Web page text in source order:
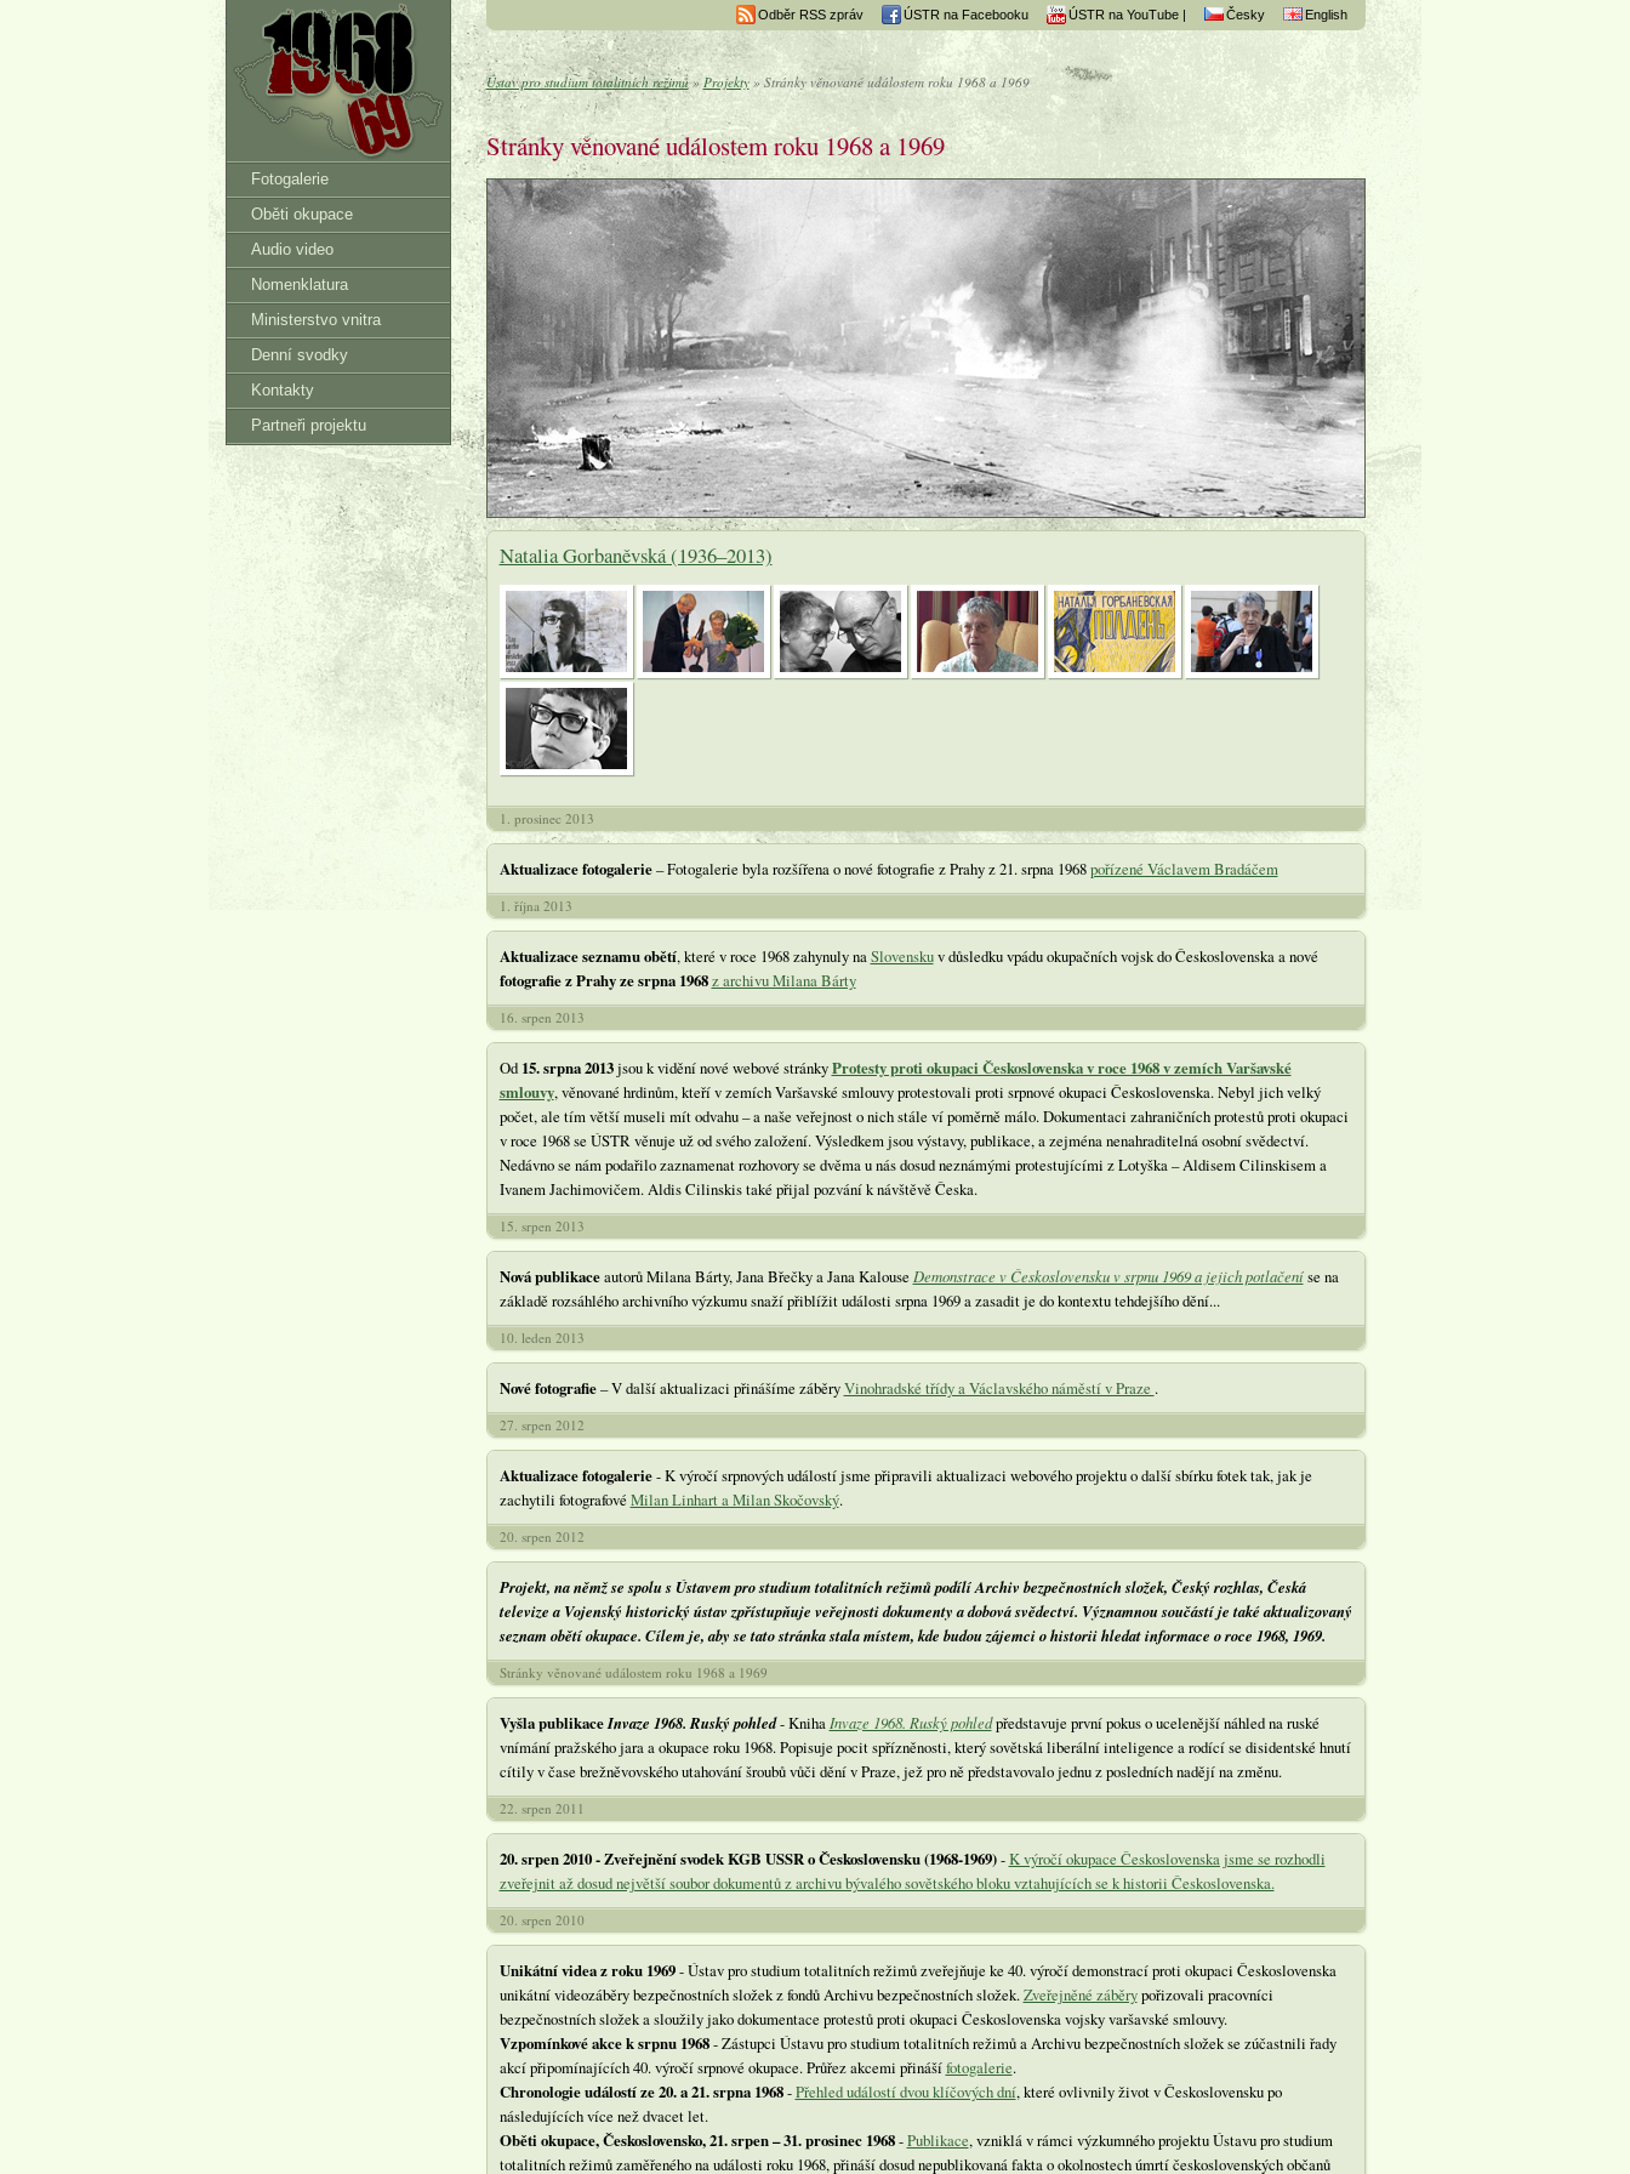
Ústav pro studium
totalitních režimů
Odběr RSS zpráv ÚSTR na Facebooku ÚSTR na YouTube | Česky English
Fotogalerie
Oběti okupace
Audio video
Nomenklatura
Ministerstvo vnitra
Denní svodky
Kontakty
Partneři projektu
Ústav pro studium totalitních režimů»Projekty» Stránky věnované událostem roku 1968 a 1969
Stránky věnované událostem roku 1968 a 1969
Natalia Gorbaněvská (1936–2013)
1. prosinec 2013
Aktualizace fotogalerie– Fotogalerie byla rozšířena o nové fotografie z Prahy z 21. srpna 1968pořízené Václavem Bradáčem
1. října 2013
Aktualizace seznamu obětí, které v roce 1968 zahynuly naSlovenskuv důsledku vpádu okupačních vojsk do Československa a nové
fotografie z Prahy ze srpna 1968z archivu Milana Bárty
16. srpen 2013
Od 15. srpna 2013jsou k vidění nové webové stránkyProtesty proti okupaci Československa v roce 1968 v zemích Varšavské
smlouvy, věnované hrdinům, kteří v zemích Varšavské smlouvy protestovali proti srpnové okupaci Československa. Nebyl jich velký
počet, ale tím větší museli mít odvahu – a naše veřejnost o nich stále ví poměrně málo. Dokumentaci zahraničních protestů proti okupaci
v roce 1968 se ÚSTR věnuje už od svého založení. Výsledkem jsou výstavy, publikace, a zejména nenahraditelná osobní svědectví.
Nedávno se nám podařilo zaznamenat rozhovory se dvěma u nás dosud neznámými protestujícími z Lotyška – Aldisem Cilinskisem a
Ivanem Jachimovičem. Aldis Cilinskis také přijal pozvání k návštěvě Česka.
15. srpen 2013
Nová publikaceautorů Milana Bárty, Jana Břečky a Jana Kalouse Demonstrace v Československu v srpnu 1969 a jejich potlačeníse na
základě rozsáhlého archivního výzkumu snaží přiblížit události srpna 1969 a zasadit je do kontextu tehdejšího dění...
10. leden 2013
Nové fotografie– V další aktualizaci přinášíme záběryVinohradské třídy a Václavského náměstí v Praze .
27. srpen 2012
Aktualizace fotogalerie- K výročí srpnových událostí jsme připravili aktualizaci webového projektu o další sbírku fotek tak, jak je
zachytili fotografové Milan Linhart a Milan Skočovský.
20. srpen 2012
Projekt, na němž se spolu s Ústavem pro studium totalitních režimů podílí Archiv bezpečnostních složek, Český rozhlas, Česká
televize a Vojenský historický ústav zpřístupňuje veřejnosti dokumenty a dobová svědectví. Významnou součástí je také aktualizovaný
seznam obětí okupace. Cílem je, aby se tato stránka stala místem, kde budou zájemci o historii hledat informace o roce 1968, 1969.
Stránky věnované událostem roku 1968 a 1969
Vyšla publikaceInvaze 1968. Ruský pohled- Kniha Invaze 1968. Ruský pohledpředstavuje první pokus o ucelenější náhled na ruské
vnímání pražského jara a okupace roku 1968. Popisuje pocit spřízněnosti, který sovětská liberální inteligence a rodící se disidentské hnutí
cítily v čase brežněvovského utahování šroubů vůči dění v Praze, jež pro ně představovalo jednu z posledních nadějí na změnu.
22. srpen 2011
20. srpen 2010 - Zveřejnění svodek KGB USSR o Československu (1968-1969)-K výročí okupace Československa jsme se rozhodli
zveřejnit až dosud největší soubor dokumentů z archivu bývalého sovětského bloku vztahujících se k historii Československa.
20. srpen 2010
Unikátní videa z roku 1969- Ústav pro studium totalitních režimů zveřejňuje ke 40. výročí demonstrací proti okupaci Československa
unikátní videozáběry bezpečnostních složek z fondů Archivu bezpečnostních složek.Zveřejněné záběrypořizovali pracovníci
bezpečnostních složek a sloužily jako dokumentace protestů proti okupaci Československa vojsky varšavské smlouvy.
Vzpomínkové akce k srpnu 1968- Zástupci Ústavu pro studium totalitních režimů a Archivu bezpečnostních složek se zúčastnili řady
akcí připomínajících 40. výročí srpnové okupace. Průřez akcemi přinášífotogalerie.
Chronologie událostí ze 20. a 21. srpna 1968-Přehled událostí dvou klíčových dní, které ovlivnily život v Československu po
následujících více než dvacet let.
Oběti okupace, Československo, 21. srpen – 31. prosinec 1968-Publikace, vzniklá v rámci výzkumného projektu Ústavu pro studium
totalitních režimů zaměřeného na události roku 1968, přináší dosud nepublikovaná fakta o okolnostech úmrtí československých občanů